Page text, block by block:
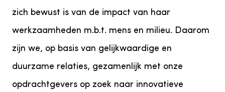
zich bewust is van de impact van haar
werkzaamheden m.b.t. mens en milieu. Daarom
zijn we, op basis van gelijkwaardige en
duurzame relaties, gezamenlijk met onze
opdrachtgevers op zoek naar innovatieve